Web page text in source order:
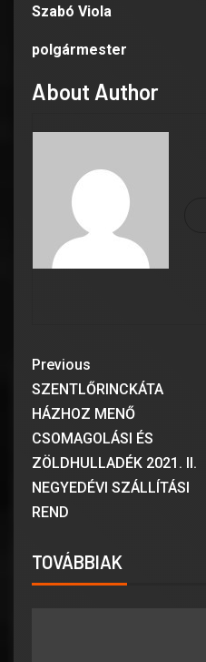
Szabó Viola
polgármester
About Author
Previous
SZENTLŐRINCKÁTA
HÁZHOZ MENŐ
CSOMAGOLÁSI ÉS
ZÖLDHULLADÉK 2021. II.
NEGYEDÉVI SZÁLLÍTÁSI
REND
TOVÁBBIAK